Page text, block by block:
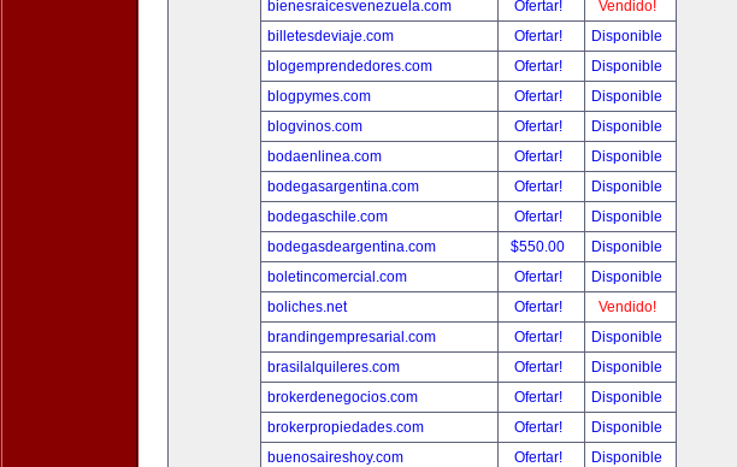
bienesraicesvenezuela.com
Ofertar!
Vendido!
billetesdeviaje.com
Ofertar!
Disponible
blogemprendedores.com
Ofertar!
Disponible
blogpymes.com
Ofertar!
Disponible
blogvinos.com
Ofertar!
Disponible
bodaenlinea.com
Ofertar!
Disponible
bodegasargentina.com
Ofertar!
Disponible
bodegaschile.com
Ofertar!
Disponible
bodegasdeargentina.com
$550.00
Disponible
boletincomercial.com
Ofertar!
Disponible
boliches.net
Ofertar!
Vendido!
brandingempresarial.com
Ofertar!
Disponible
brasilalquileres.com
Ofertar!
Disponible
brokerdenegocios.com
Ofertar!
Disponible
brokerpropiedades.com
Ofertar!
Disponible
buenosaireshoy.com
Ofertar!
Disponible